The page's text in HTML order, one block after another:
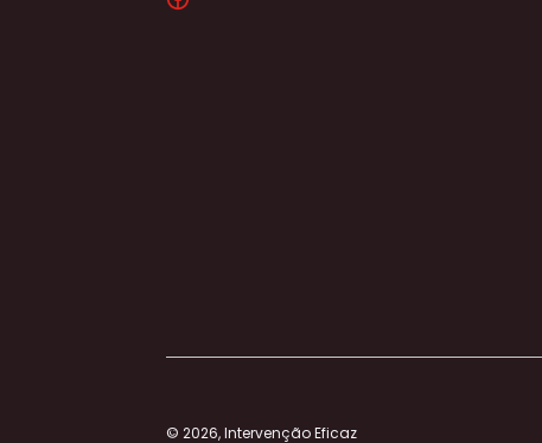
© 2026, Intervenção Eficaz